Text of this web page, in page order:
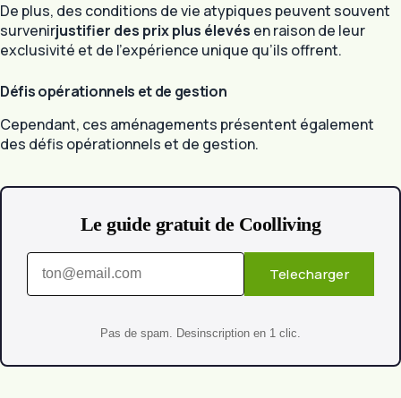
De plus, des conditions de vie atypiques peuvent souvent
survenirjustifier des prix plus élevés en raison de leur
exclusivité et de l’expérience unique qu’ils offrent.
Défis opérationnels et de gestion
Cependant, ces aménagements présentent également
des défis opérationnels et de gestion.
Le guide gratuit de Coolliving
Telecharger
Pas de spam. Desinscription en 1 clic.